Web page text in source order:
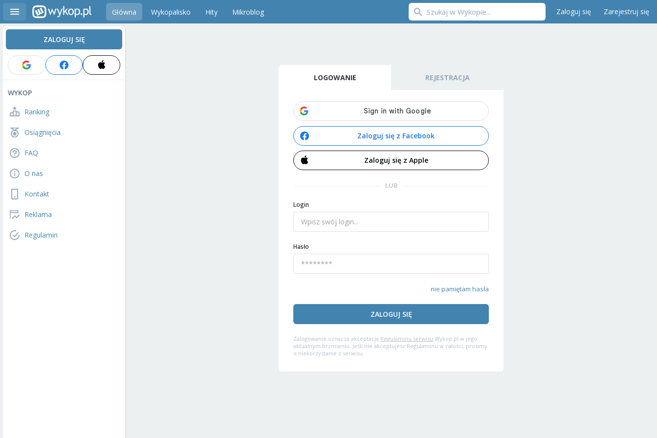
Główna Wykopalisko Hity Mikroblog Zaloguj się Zarejestruj się
ZALOGUJ SIĘ
WYKOP
Ranking
Osiągnięcia
FAQ
O nas
Kontakt
Reklama
Regulamin
LOGOWANIE REJESTRACJA
Zaloguj się z Facebook
Zaloguj się z Apple
LUB
Login
Hasło
nie pamiętam hasła
ZALOGUJ SIĘ
Zalogowanie oznacza akceptację Regulaminu serwisu Wykop.pl w jego
aktualnym brzmieniu. Jeśli nie akceptujesz Regulaminu w całości, prosimy
o niekorzystanie z serwisu.